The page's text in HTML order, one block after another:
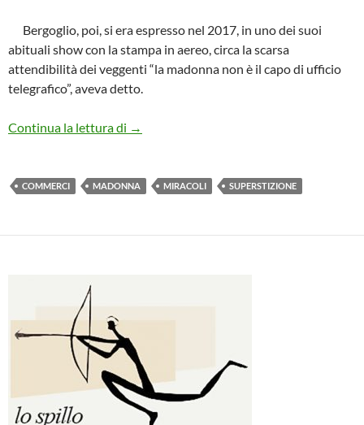
Bergoglio, poi, si era espresso nel 2017, in uno dei suoi
abituali show con la stampa in aereo, circa la scarsa
attendibilità dei veggenti “la madonna non è il capo di ufficio
telegrafico”, aveva detto.
Continua la lettura di c’è bisogno di miracoli. considerazioni
→
COMMERCI MADONNA MIRACOLI SUPERSTIZIONE